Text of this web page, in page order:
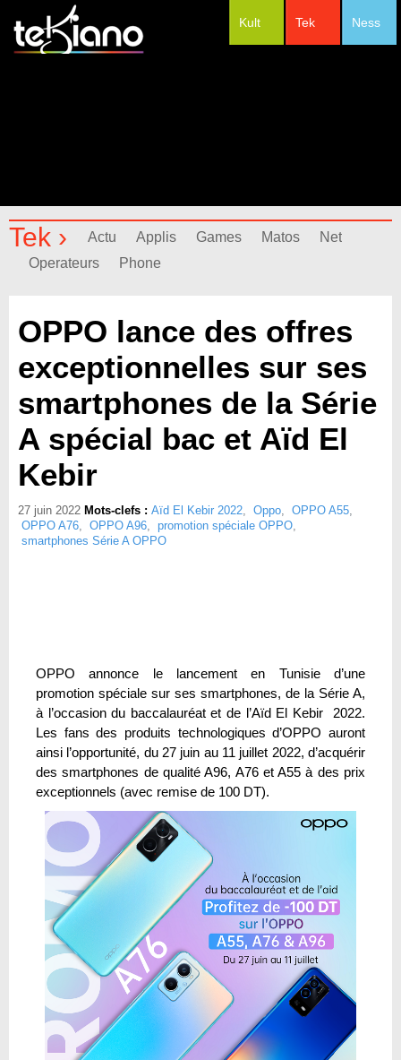
Ness
Tek
Kult
Tek › Actu Applis Games Matos
Net
Operateurs
Phone
OPPO lance des offres
exceptionnelles sur ses
smartphones de la Série
A spécial bac et Aïd El
Kebir
27 juin 2022 Mots-clefs : Aïd El Kebir 2022, Oppo, OPPO A55,
OPPO A76, OPPO A96, promotion spéciale OPPO,
smartphones Série A OPPO
OPPO annonce le lancement en Tunisie d’une
promotion spéciale sur ses smartphones, de la Série A,
à l’occasion du baccalauréat et de l’Aïd El Kebir 2022.
Les fans des produits technologiques d’OPPO auront
ainsi l’opportunité, du 27 juin au 11 juillet 2022, d’acquérir
des smartphones de qualité A96, A76 et A55 à des prix
exceptionnels (avec remise de 100 DT).